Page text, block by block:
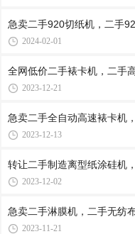
急卖二手920切纸机，二手
2024-02-01
全网低价二手裱卡机，二手
2023-12-21
急卖二手全自动高速裱卡机
2023-12-13
转让二手制造离型纸涂硅机
2023-12-02
急卖二手淋膜机，二手无纺
2023-11-21